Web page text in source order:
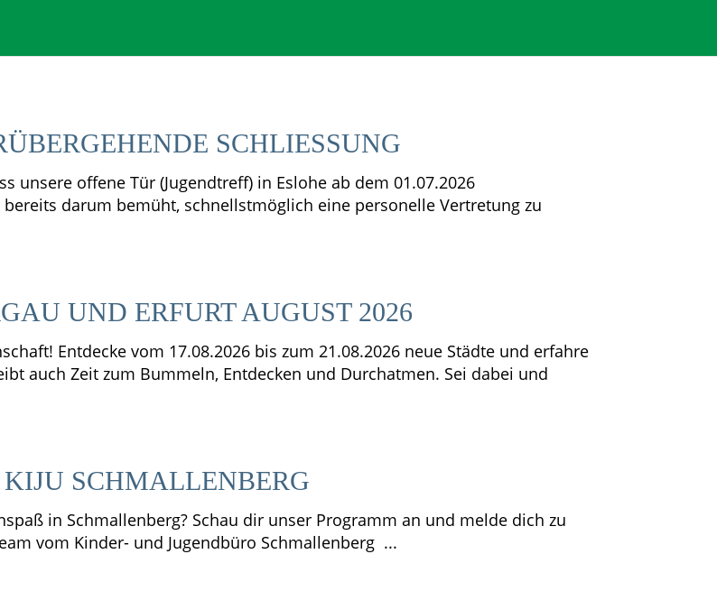
SCHLIESSUNG
unsere offene Tür (Jugendtreff) in Eslohe ab dem 01.07.2026
darum bemüht, schnellstmöglich eine personelle Vertretung zu
UND ERFURT AUGUST 2026
Entdecke vom 17.08.2026 bis zum 21.08.2026 neue Städte und erfahre
auch Zeit zum Bummeln, Entdecken und Durchatmen. Sei dabei und
SCHMALLENBERG
in Schmallenberg? Schau dir unser Programm an und melde dich zu
vom Kinder- und Jugendbüro Schmallenberg ...